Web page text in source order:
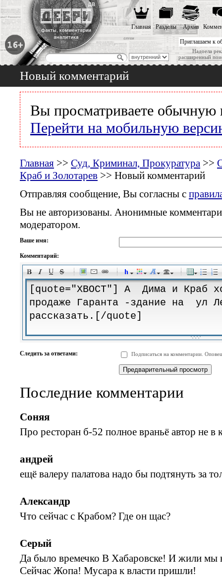
Приглашаем к
Надоела
расширенный
Главная Разделы Архив
Новый комментарий
Вы просматриваете обычную
Перейти на мобильную
Главная >> Суд, Криминал, Прокуратура >>
Краб и Золотарев >> Новый комментарий
Отправляя сообщение, Вы согласны с
Вы не авторизованы. Анонимные
модератором.
Ваше имя:
Комментарий:
-
-
-
-
-
-
-
-
-
-
-
-
-
-
-
-
-
Следить за ответами: Подписаться на комментарии.
Последние комментарии
Соняя
Про ресторан б-52 полное враньё автор не в
андрей
ещё валеру палатова надо бы подтянуть за
Александр
Что сейчас с Крабом? Где он щас?
Серый
Да было времечко В Хабаровске! И жили
Сейчас Жопа! Мусара к власти пришли!